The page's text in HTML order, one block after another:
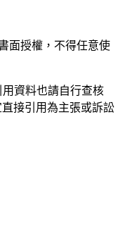
面授權，不得任意使
資料也請自行查核
接引用為主張或訴訟